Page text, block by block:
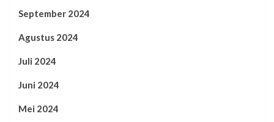
September 2024
Agustus 2024
Juli 2024
Juni 2024
Mei 2024